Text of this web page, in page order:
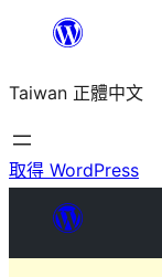
主
要
內
Taiwan 正體中文
取得 WordPress